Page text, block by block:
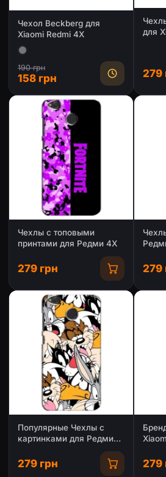
Чехол Beckberg для
Xiaomi Redmi 4X
190 грн
158 грн
для
279
Чехлы с топовыми
принтами для Редми 4Х
279 грн 279
Популярные Чехлы с
картинками для Редми
279 грн 279